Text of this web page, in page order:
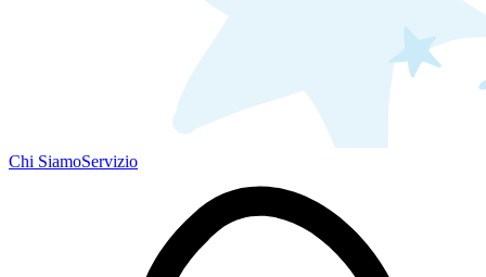
Chi SiamoServizio